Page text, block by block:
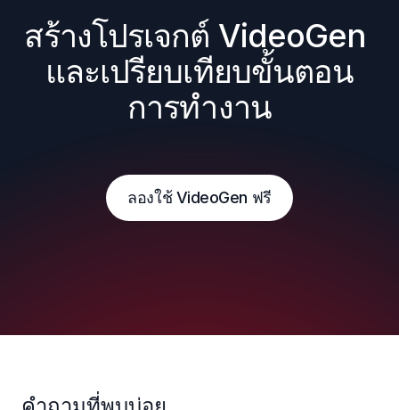
สร้างโปรเจกต์ VideoGen
และเปรียบเทียบขั้นตอน
การทำงาน
ลองใช้ VideoGen ฟรี